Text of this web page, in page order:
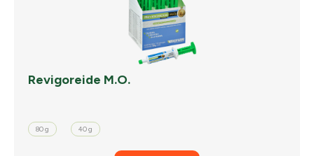
Revigoreide M.O.
80 g 40 g